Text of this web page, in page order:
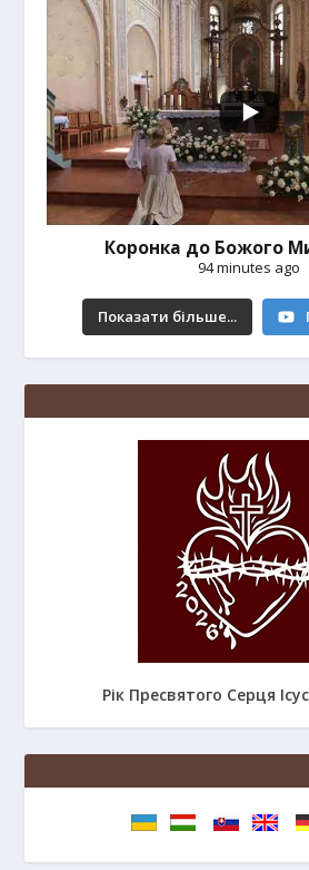
Коронка до Божого
94 minutes ago
Показати більше...
Рік Пресвятого Серця